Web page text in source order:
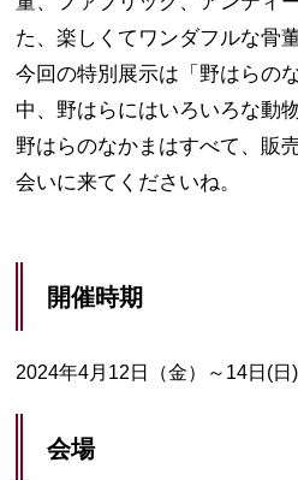
た、楽しくてワンダフルな骨
今回の特別展示は「野はらの
中、野はらにはいろいろな動
野はらのなかまはすべて、販
会いに来てくださいね。
開催時期
2024年4月12日（金）～14日(日)
会場